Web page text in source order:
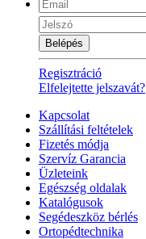
Belépés
Regisztráció
Elfelejtette jelszavát?
Kapcsolat
Szállítási feltételek
Fizetés módja
Szervíz Garancia
Üzleteink
Egészség oldalak
Katalógusok
Segédeszköz bérlés
Ortopédtechnika